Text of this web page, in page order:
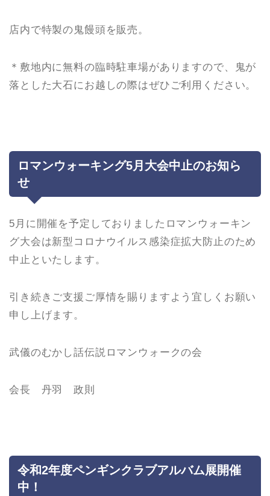
店内で特製の鬼饅頭を販売。
＊敷地内に無料の臨時駐車場がありますので、鬼が
落とした大石にお越しの際はぜひご利用ください。
ロマンウォーキング5月大会中止のお知ら
せ
5月に開催を予定しておりましたロマンウォーキン
グ大会は新型コロナウイルス感染症拡大防止のため
中止といたします。
引き続きご支援ご厚情を賜りますよう宜しくお願い
申し上げます。
武儀のむかし話伝説ロマンウォークの会
会長 丹羽 政則
令和2年度ペンギンクラブアルバム展開催
中！